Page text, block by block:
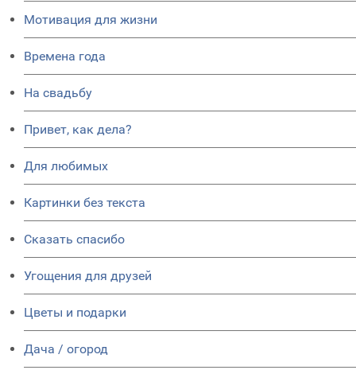
Мотивация для жизни
Времена года
На свадьбу
Привет, как дела?
Для любимых
Картинки без текста
Сказать спасибо
Угощения для друзей
Цветы и подарки
Дача / огород